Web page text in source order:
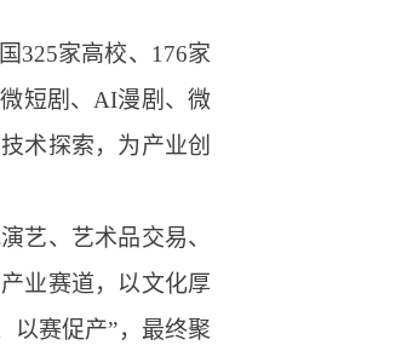
325家高校、176家
短剧、AI漫剧、微
术探索，为产业创
艺、艺术品交易、
业赛道，以文化厚
以赛促产”，最终聚